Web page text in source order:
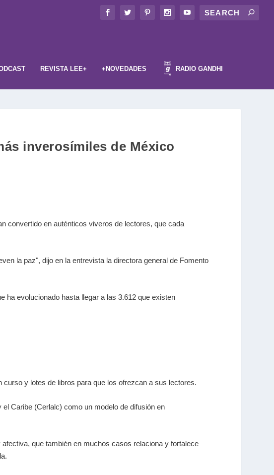
REVISTA LEE+ +NOVEDADES RADIO GANDHI
inverosímiles de México
convertido en auténticos viveros de lectores, que cada
la paz", dijo en la entrevista la directora general de Fomento
ha evolucionado hasta llegar a las 3.612 que existen
y lotes de libros para que los ofrezcan a sus lectores.
Caribe (Cerlalc) como un modelo de difusión en
que también en muchos casos relaciona y fortalece